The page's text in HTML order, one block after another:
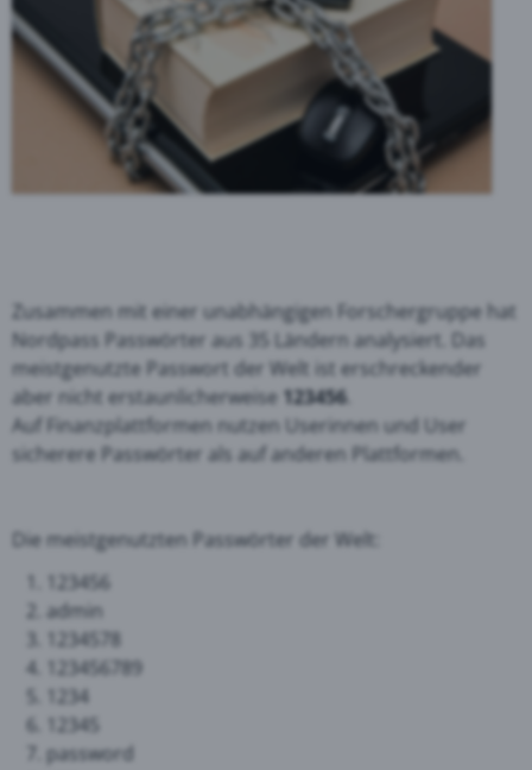
Zusammen mit einer unabhängigen Forschergruppe hat
Nordpass Passwörter aus 35 Ländern analysiert. Das
meistgenutzte Passwort der Welt ist erschreckender
aber nicht erstaunlicherweise 123456.
Auf Finanzplattformen nutzen Userinnen und User
sicherere Passwörter als auf anderen Plattformen.
Die meistgenutzten Passwörter der Welt:
123456
admin
1234578
123456789
1234
12345
password